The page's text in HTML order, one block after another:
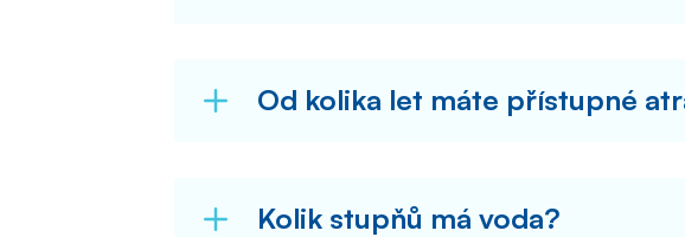
Od kolika let máte přístupné
Kolik stupňů má voda?